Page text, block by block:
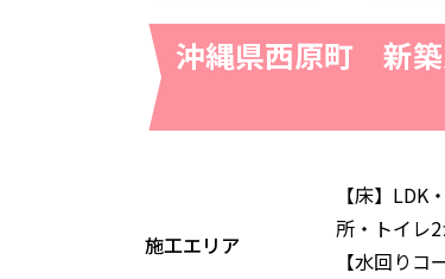
沖縄県西原町 新
施工エリア
【床】LDK
所・トイレ
【水回り